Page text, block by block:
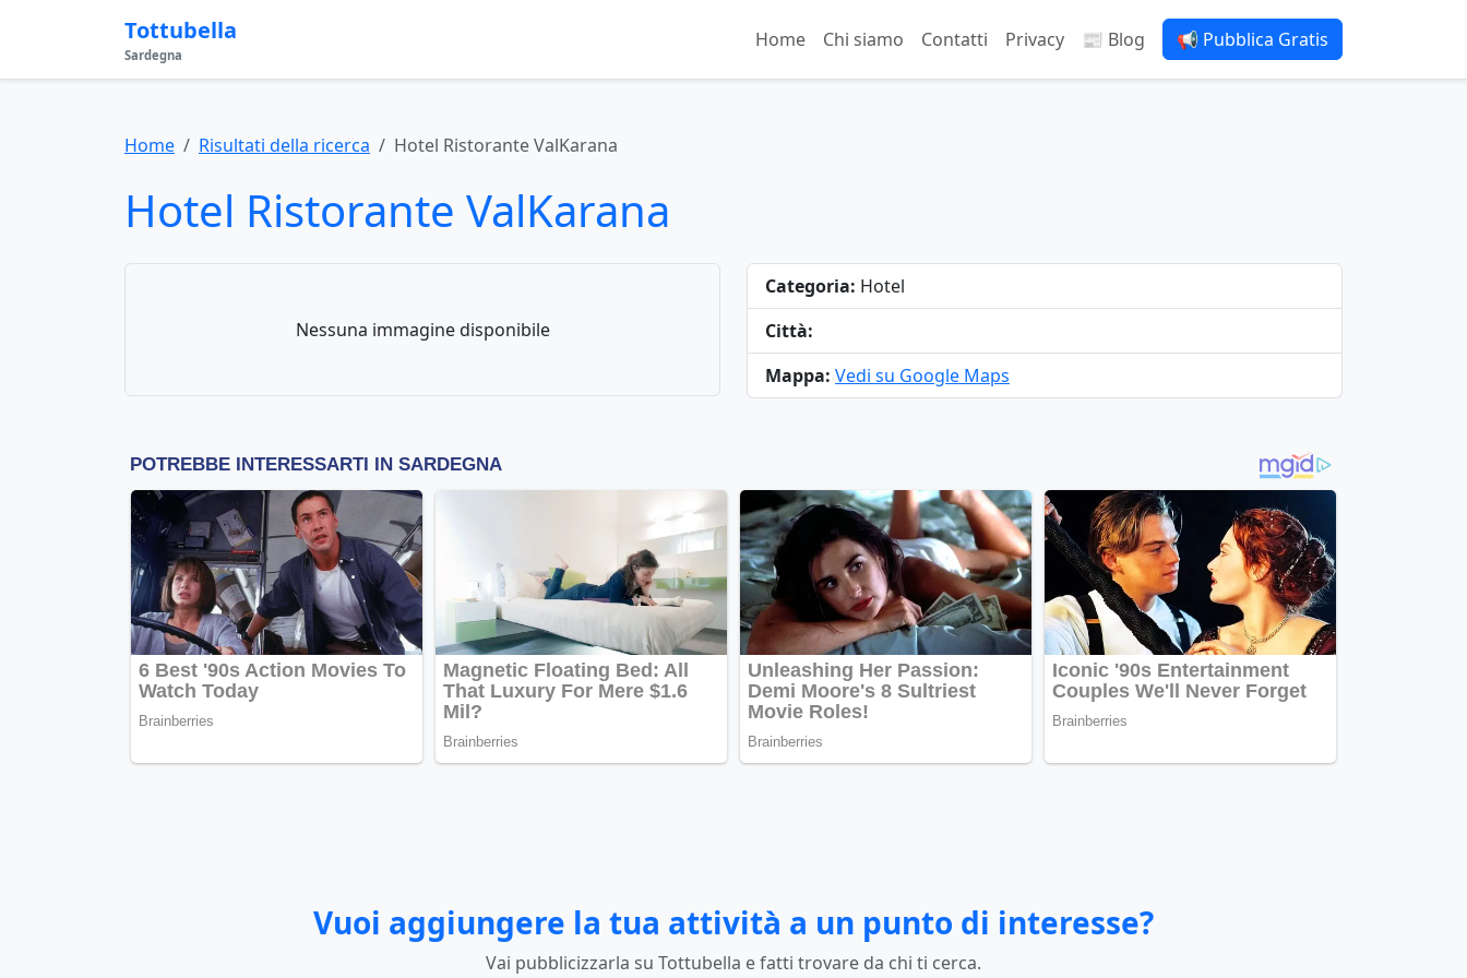
Tottubella
Sardegna
Home Chi siamo Contatti Privacy 📰 Blog 📢 Pubblica Gratis
Home Risultati della ricerca Hotel Ristorante ValKarana
Hotel Ristorante ValKarana
Nessuna immagine disponibile
Categoria: Hotel
Città:
Mappa: Vedi su Google Maps
Vuoi aggiungere la tua attività a un punto di interesse?
Vai pubblicizzarla su Tottubella e fatti trovare da chi ti cerca.